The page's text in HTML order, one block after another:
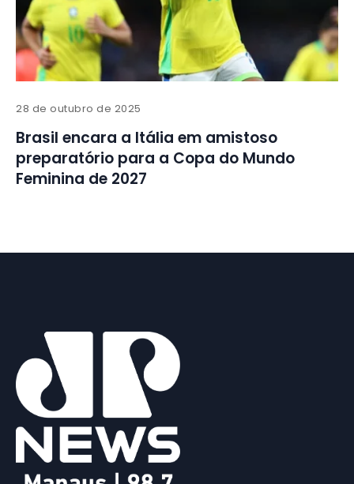
28 de outubro de 2025
Brasil encara a Itália em amistoso
preparatório para a Copa do Mundo
Feminina de 2027